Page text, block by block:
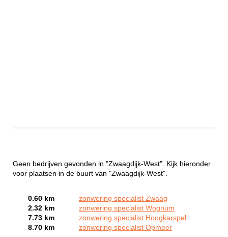
Geen bedrijven gevonden in "Zwaagdijk-West". Kijk hieronder
voor plaatsen in de buurt van "Zwaagdijk-West".
0.60 km
zonwering specialist Zwaag
2.32 km
zonwering specialist Wognum
7.73 km
zonwering specialist Hoogkarspel
8.70 km
zonwering specialist Opmeer